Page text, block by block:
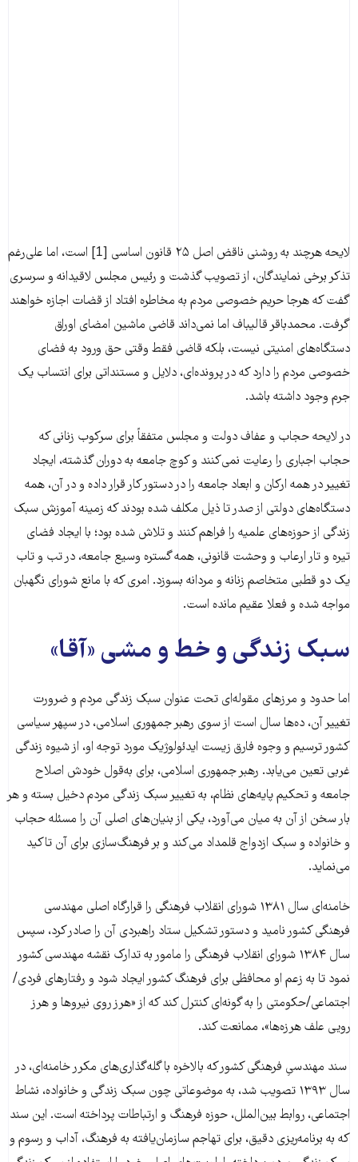
لایحه هرچند به روشنی ناقض اصل ۲۵ قانون اساسی [1] است، اما علی‌رغم
تذکر برخی نمایندگان، از تصویب گذشت و رئیس مجلس لاقیدانه و سرسری
گفت که هرجا حریم خصوصی مردم به مخاطره افتاد از قضات اجازه خواهند
گرفت. محمدباقر قالیباف اما نمی‌داند قاضی ماشین امضای اوراق
دستگاه‌های امنیتی نیست، بلکه قاضی فقط وقتی حق ورود به فضای
خصوصی مردم را دارد که در پرونده‌ای، دلایل و مستنداتی برای انتساب یک
جرم وجود داشته باشد.
در لایحه حجاب و عفاف دولت و مجلس متفقاً برای سرکوب زنانی که
حجاب اجباری را رعایت نمی‌کنند و کوچ جامعه به دوران گذشته، ایجاد
تغییر در همه ارکان و ابعاد جامعه را در دستور کار قرار داده و در آن، همه
دستگاه‌های دولتی از صدر تا ذیل مکلف شده بودند که زمینه آموزش سبک
زندگی از حوزه‌های علمیه را فراهم کنند و تلاش شده بود؛ با ایجاد فضای
تیره و تار ارعاب و وحشت قانونی، همه گستره وسیع جامعه، در تب و تاب
یک دو قطبی متخاصم زنانه و مردانه بسوزد. امری که با مانع شورای نگهبان
مواجه شده و فعلا عقیم مانده است.
سبک زندگی و خط و مشی «آقا»
اما حدود و مرزهای مقوله‌ای تحت عنوان سبک زندگی مردم و ضرورت
تغییر آن، ده‌ها سال است از سوی رهبر جمهوری اسلامی، در سپهر سیاسی
کشور ترسیم و وجوه فارق زیست ایدئولوژیک مورد توجه او، از شیوه زندگی
غربی تعین می‌یابد. رهبر جمهوری اسلامی، برای به‌قول خودش اصلاح
جامعه و تحکیم پایه‌های نظام، به تغییر سبک زندگی مردم دخیل بسته و هر
بار سخن از آن به میان می‌آورد، یکی از بنیان‌های اصلی آن را مسئله حجاب
و خانواده و سبک ازدواج قلمداد می‌کند و بر فرهنگ‌سازی برای آن تاکید
می‌نماید.
خامنه‌ای سال ۱۳۸۱ شورای انقلاب فرهنگی را قرارگاه اصلی مهندسی
فرهنگی کشور نامید و دستور تشکیل ستاد راهبردی آن را صادر کرد، سپس
سال ۱۳۸۴ شورای انقلاب فرهنگی را مامور به تدارک نقشه مهندسی کشور
نمود تا به زعم او محافظی برای فرهنگ کشور ایجاد شود و رفتارهای فردی/
اجتماعی/حکومتی را به گونه‌ای کنترل کند که از «هرز روی نیروها و هرز
رویی علف هرزه‌ها»، ممانعت کند.
سند مهندسیِ فرهنگی کشور که بالاخره با گله‌گذاری‌های مکرر خامنه‌ای، در
سال ۱۳۹۳ تصویب شد، به موضوعاتی چون سبک زندگی و خانواده، نشاط
اجتماعی، روابط بین‌الملل، حوزه فرهنگ و ارتباطات پرداخته است. این سند
که به برنامه‌ریزی دقیق، برای تهاجم سازمان‌یافته به فرهنگ، آداب و رسوم و